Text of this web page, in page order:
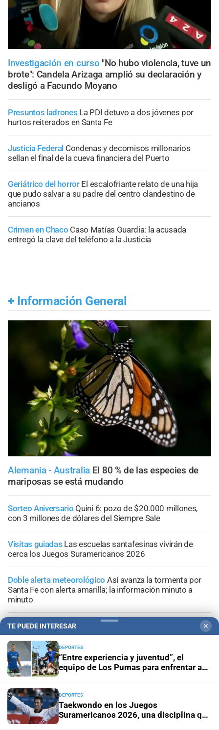
Investigación en curso "No hubo violencia, tuve un
brote": Candela Arizaga amplió su declaración y
desligó a Facundo Moyano
Presuntos ladrones La PDI detuvo a dos jóvenes por
hurtos reiterados en Santa Fe
Justicia Federal Condenas y decomisos millonarios
sellan el final de la cueva financiera del Puerto
Geriátrico del horror El escalofriante relato de una hija
que pudo salvar a su padre del centro clandestino de
ancianos
Crimen en Chaco Caso Matías Guardia: la acusada
entregó la clave del teléfono a la Justicia
+ Información General
Alemania - Australia El 80 % de las especies de
mariposas se está mudando
Sorteo Aniversario Quini 6: pozo de $20.000 millones,
con 3 millones de dólares del Siempre Sale
Visitas guiadas Las escuelas santafesinas vivirán de
cerca los Juegos Suramericanos 2026
Doble alerta meteorológico Así avanza la tormenta por
Santa Fe con alerta amarilla; la información minuto a
minuto
Vigentes hasta el 12 de agosto
Mirá las ofertas en Alvear
Supermercados
TE PUEDE INTERESAR ✕
DEPORTES
“Entre experiencia y juventud”, el
equipo de Los Pumas para enfrentar a
DEPORTES
Taekwondo en los Juegos
Suramericanos 2026, una disciplina que